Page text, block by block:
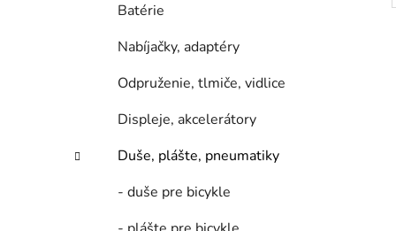
Batérie
Nabíjačky, adaptéry
Odpruženie, tlmiče, vidlice
Displeje, akcelerátory
Duše, plášte, pneumatiky
- duše pre bicykle